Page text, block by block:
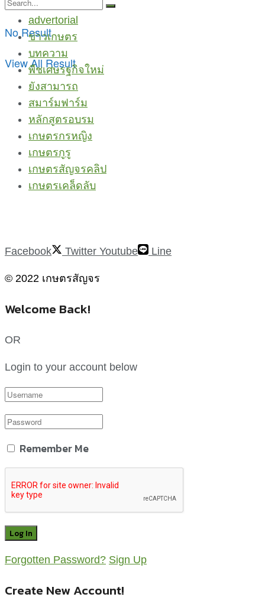
No Result
View All Result
advertorial
ข่าวเกษตร
บทความ
พืชเศษรฐกิจใหม่
ยังสามารถ
สมาร์มฟาร์ม
หลักสูตรอบรม
เกษตรกรหญิง
เกษตรกูรู
เกษตรสัญจรคลิป
เกษตรเคล็ดลับ
Facebook Twitter Youtube Line
© 2022 เกษตรสัญจร
Welcome Back!
OR
Login to your account below
Remember Me
Forgotten Password? Sign Up
Create New Account!